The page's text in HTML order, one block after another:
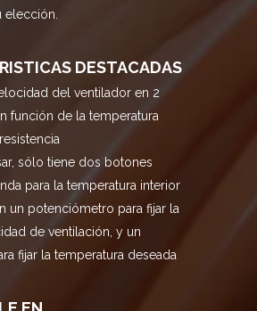
elección.
DESTACADAS
del ventilador en 2
función de la temperatura
sólo tiene dos botones
para la temperatura interior
un potenciómetro para fijar la
de ventilación, y un
fijar la temperatura deseada